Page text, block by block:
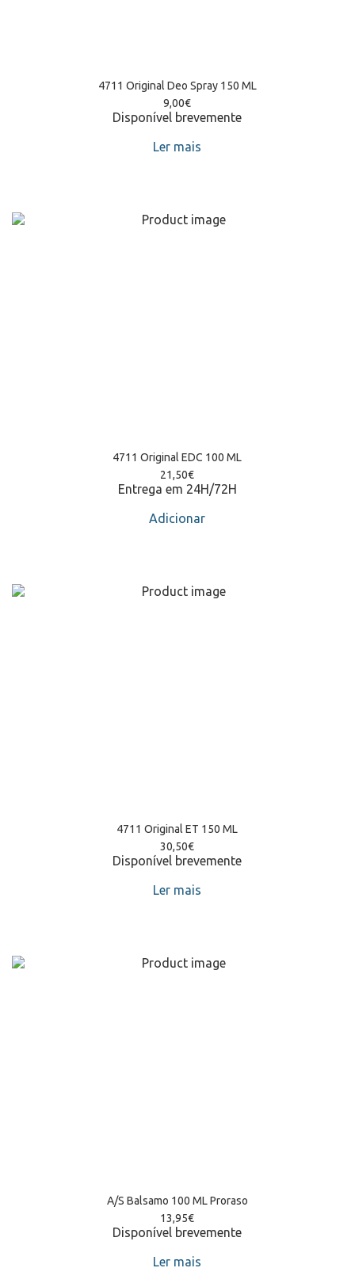
4711 Original Deo Spray 150 ML
9,00€
Disponível brevemente
Ler mais
4711 Original EDC 100 ML
21,50€
Entrega em 24H/72H
Adicionar
4711 Original ET 150 ML
30,50€
Disponível brevemente
Ler mais
A/S Balsamo 100 ML Proraso
13,95€
Disponível brevemente
Ler mais